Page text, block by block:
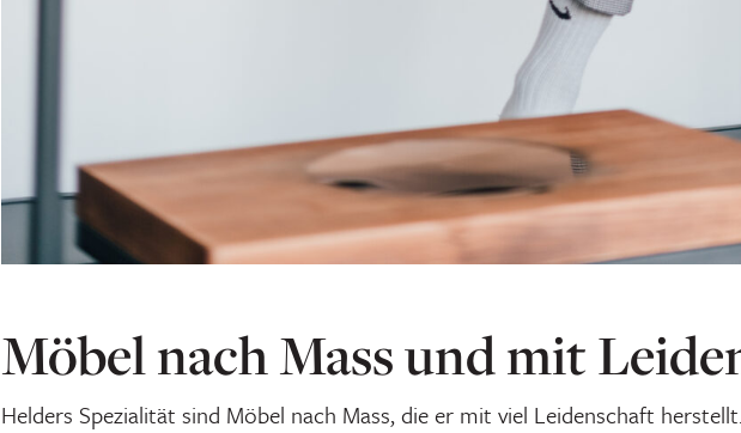
Möbel nach Mass und mit
Helders Spezialität sind Möbel nach Mass, die er mit viel Leidenschaft